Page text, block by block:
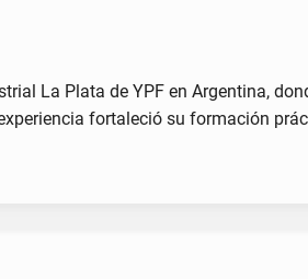
La Plata de YPF en Argentina,
fortaleció su formación